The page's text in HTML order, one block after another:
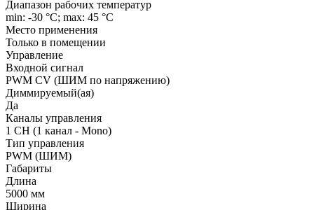
Диапазон рабочих температур
min: -30 °C; max: 45 °C
Место применения
Только в помещении
Управление
Входной сигнал
PWM СV (ШИМ по напряжению)
Диммируемый(ая)
Да
Каналы управления
1 CH (1 канал - Mono)
Тип управления
PWM (ШИМ)
Габариты
Длина
5000 мм
Ширина